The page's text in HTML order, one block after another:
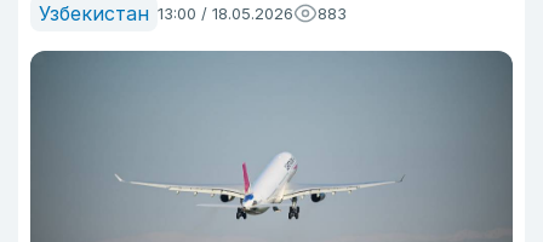
Узбекистан 13:00 / 18.05.2026 883